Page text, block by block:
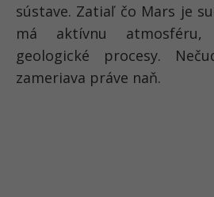
sústave. Zatiaľ čo Mars je
má aktívnu
geologické procesy.
zameriava práve naň.